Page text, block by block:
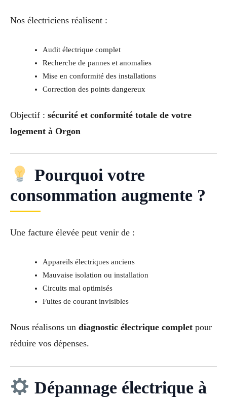
Nos électriciens réalisent :
Audit électrique complet
Recherche de pannes et anomalies
Mise en conformité des installations
Correction des points dangereux
Objectif : sécurité et conformité totale de votre
logement à Orgon
Pourquoi votre
consommation augmente ?
Une facture élevée peut venir de :
Appareils électriques anciens
Mauvaise isolation ou installation
Circuits mal optimisés
Fuites de courant invisibles
Nous réalisons un diagnostic électrique complet pour
réduire vos dépenses.
Dépannage électrique à